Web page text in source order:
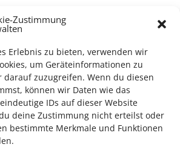
Zustimmung
Erlebnis zu bieten, verwenden wir
um Geräteinformationen zu
zuzugreifen. Wenn du diesen
können wir Daten wie das
IDs auf dieser Website
deine Zustimmung nicht erteilst oder
bestimmte Merkmale und Funktionen
FESTIVAL DES DEUTSCHEN FILMS*